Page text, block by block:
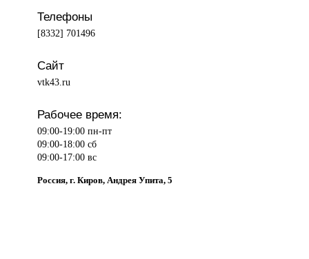
Телефоны
[8332] 701496
Сайт
vtk43.ru
Рабочее время:
09:00-19:00 пн-пт
09:00-18:00 сб
09:00-17:00 вс
Россия, г. Киров, Андрея Упита, 5